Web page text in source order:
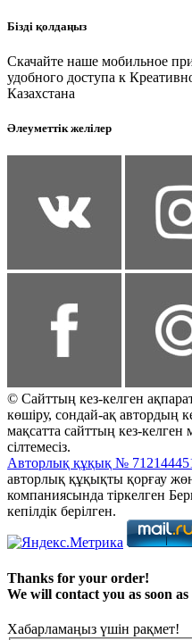
Бізді қолдаңыз
Скачайте наше мобильное
удобного доступа к
Казахстана
Әлеуметтік желілер
© Сайттың кез-келген
көшіру, сондай-ақ автордың
мақсатта сайттың кез-келген
сілтемесіз.
Авторлық құқық №
авторлық құқықты қорғау
компаниясында тіркелген
кепілдік берілген.
Thanks for your order!
We will contact you as soon as
Хабарламаңыз үшін рақмет!